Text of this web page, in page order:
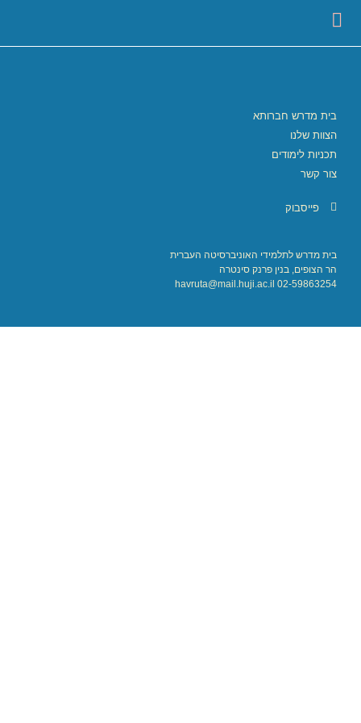
בית מדרש חברותא
הצוות שלנו
תכניות לימודים
צור קשר
פייסבוק
בית מדרש לתלמידי האוניברסיטה העברית
הר הצופים, בנין פרנק סינטרה
02-59863254 havruta@mail.huji.ac.il